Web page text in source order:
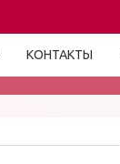
КОНТАКТЫ